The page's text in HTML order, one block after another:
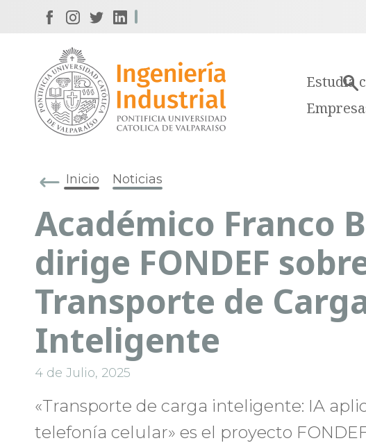
Estudia
Inicio Noticias
Académico Franco
dirige FONDEF
Transporte de
Inteligente
4 de Julio, 2025
«Transporte de carga inteligente: IA
telefonía celular» es el proyecto